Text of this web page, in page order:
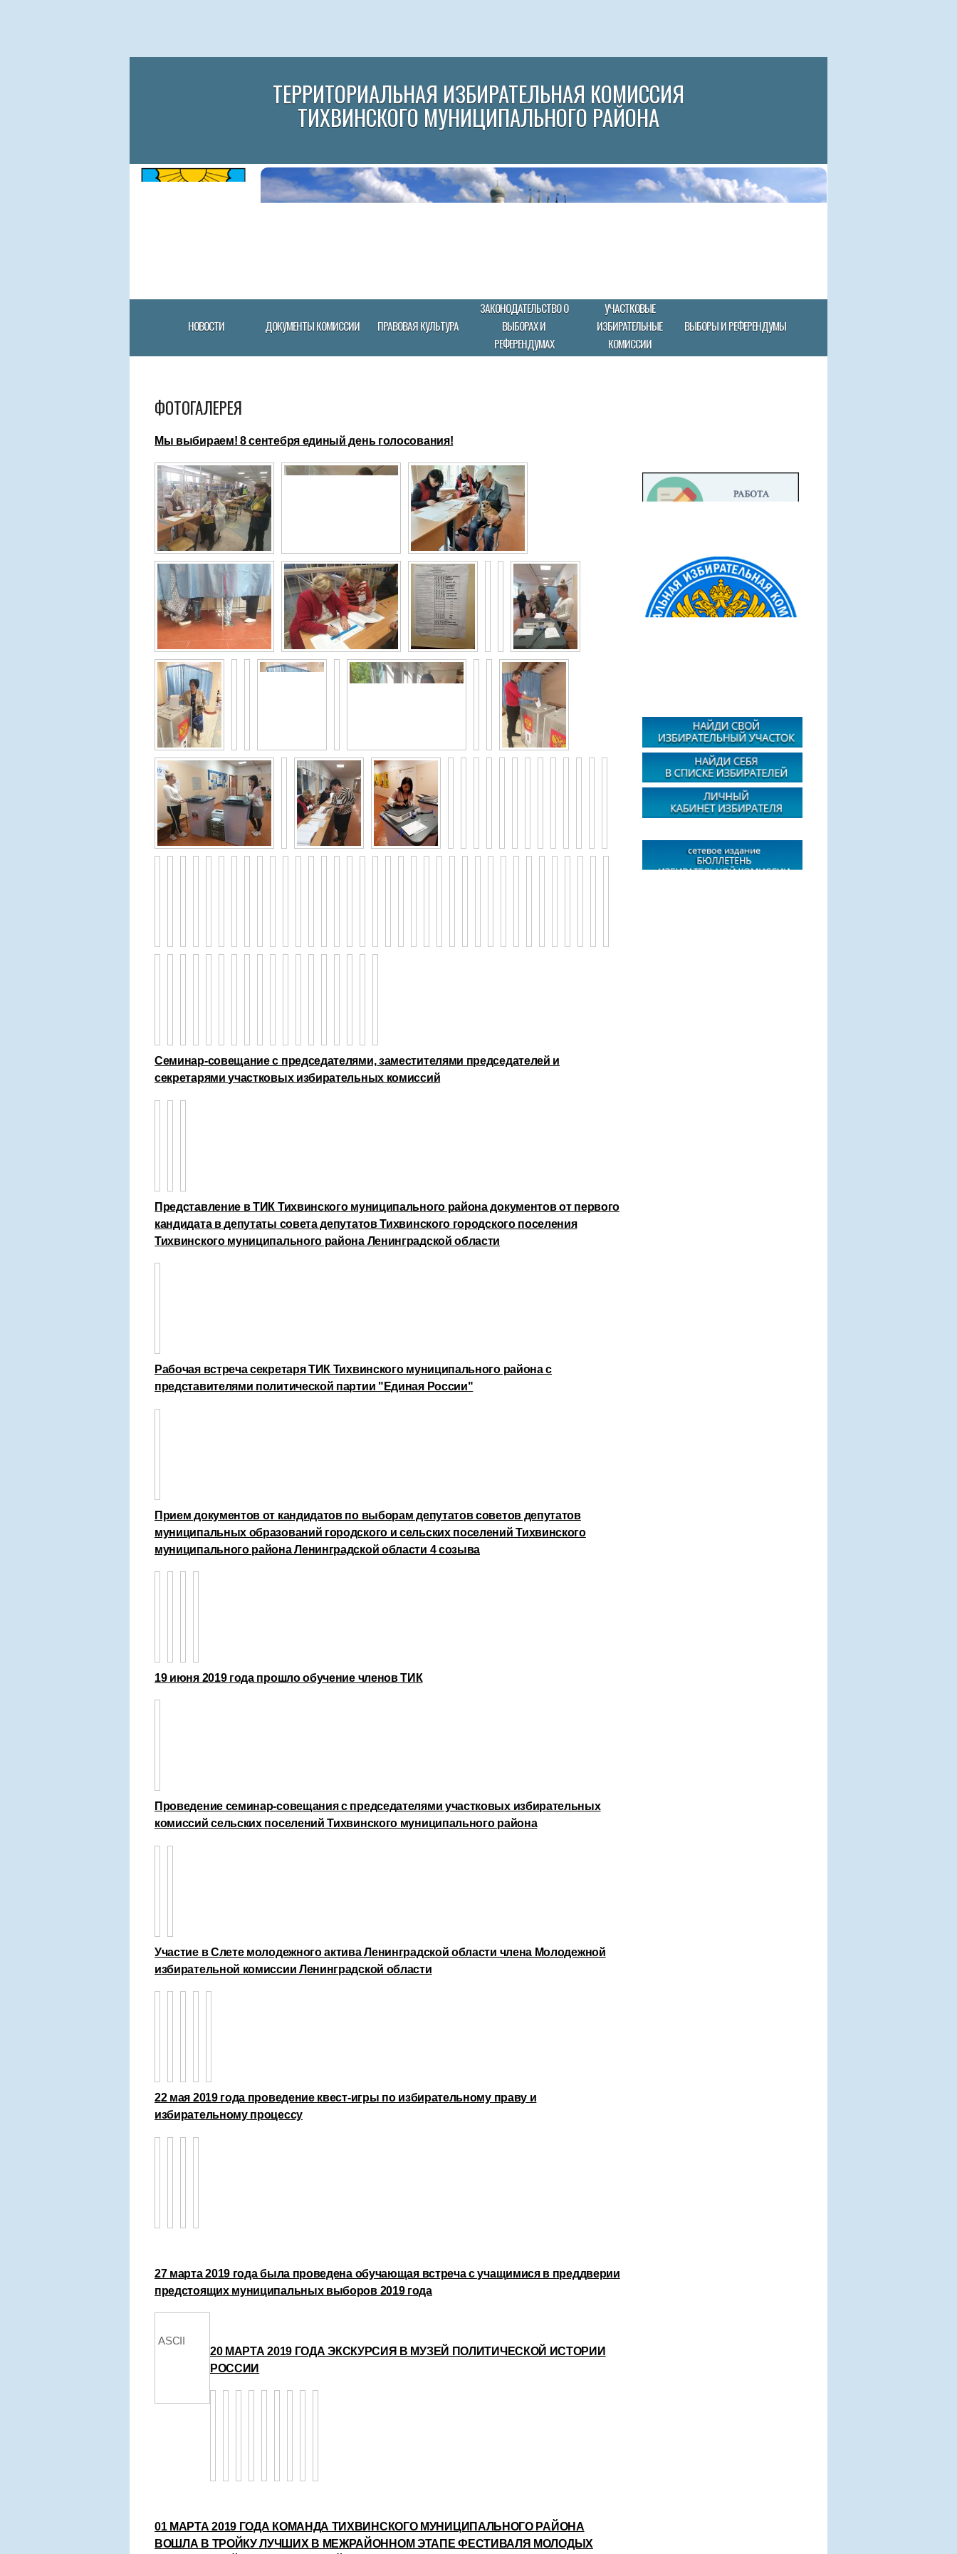
ТЕРРИТОРИАЛЬНАЯ ИЗБИРАТЕЛЬНАЯ КОМИССИЯ
ТИХВИНСКОГО МУНИЦИПАЛЬНОГО РАЙОНА
НОВОСТИ ДОКУМЕНТЫ КОМИССИИ ПРАВОВАЯ КУЛЬТУРА
ЗАКОНОДАТЕЛЬСТВО О
ВЫБОРАХ И
РЕФЕРЕНДУМАХ
УЧАСТКОВЫЕ
ИЗБИРАТЕЛЬНЫЕ
КОМИССИИ
ВЫБОРЫ И РЕФЕРЕНДУМЫ
ФОТОГАЛЕРЕЯ
Мы выбираем! 8 сентебря единый день голосования!
Семинар-совещание с председателями, заместителями председателей и
секретарями участковых избирательных комиссий
Представление в ТИК Тихвинского муниципального района документов от первого
кандидата в депутаты совета депутатов Тихвинского городского поселения
Тихвинского муниципального района Ленинградской области
Рабочая встреча секретаря ТИК Тихвинского муниципального района с
представителями политической партии "Единая России"
Прием документов от кандидатов по выборам депутатов советов депутатов
муниципальных образований городского и сельских поселений Тихвинского
муниципального района Ленинградской области 4 созыва
19 июня 2019 года прошло обучение членов ТИК
Проведение семинар-совещания с председателями участковых избирательных
комиссий сельских поселений Тихвинского муниципального района
Участие в Слете молодежного актива Ленинградской области члена Молодежной
избирательной комиссии Ленинградской области
22 мая 2019 года проведение квест-игры по избирательному праву и
избирательному процессу
27 марта 2019 года была проведена обучающая встреча с учащимися в преддверии
предстоящих муниципальных выборов 2019 года
ASCII
20 МАРТА 2019 ГОДА ЭКСКУРСИЯ В МУЗЕЙ ПОЛИТИЧЕСКОЙ ИСТОРИИ
РОССИИ
01 МАРТА 2019 ГОДА КОМАНДА ТИХВИНСКОГО МУНИЦИПАЛЬНОГО РАЙОНА
ВОШЛА В ТРОЙКУ ЛУЧШИХ В МЕЖРАЙОННОМ ЭТАПЕ ФЕСТИВАЛЯ МОЛОДЫХ